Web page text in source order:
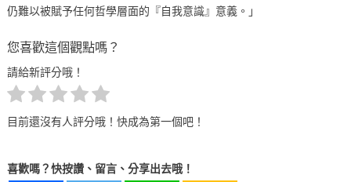
仍難以被賦予任何哲學層面的『自我意識』意義。」
您喜歡這個觀點嗎？
請給新評分哦！
目前還沒有人評分哦！快成為第一個吧！
喜歡嗎？快按讚、留言、分享出去哦！